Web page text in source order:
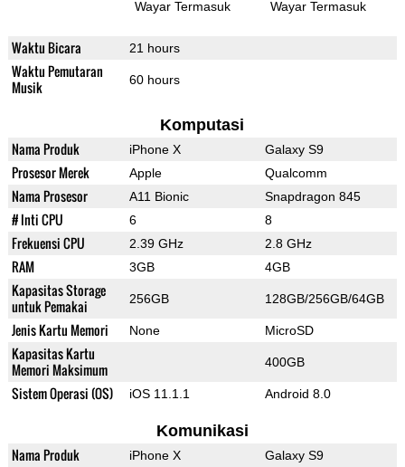
Wayar Termasuk
Wayar Termasuk
Waktu Bicara 21 hours
Waktu Pemutaran
Musik
60 hours
Komputasi
Nama Produk iPhone X Galaxy S9
Prosesor Merek Apple Qualcomm
Nama Prosesor A11 Bionic Snapdragon 845
# Inti CPU 6 8
Frekuensi CPU 2.39 GHz 2.8 GHz
RAM 3GB 4GB
Kapasitas Storage
untuk Pemakai
256GB 128GB/256GB/64GB
Jenis Kartu Memori None MicroSD
Kapasitas Kartu
Memori Maksimum
400GB
Sistem Operasi (OS) iOS 11.1.1 Android 8.0
Komunikasi
Nama Produk iPhone X Galaxy S9